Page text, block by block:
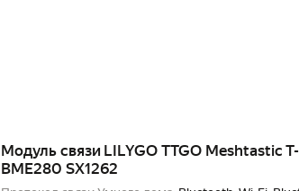
Модуль связи LILYGO TTGO Meshtastic
BME280 SX1262